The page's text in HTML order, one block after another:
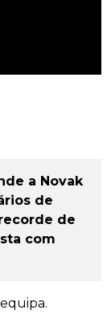
a Novak
de
de
com